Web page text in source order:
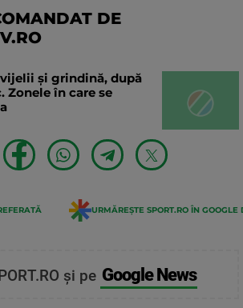
DE
și grindină, după
Zonele în care se
URMĂREȘTE SPORT.RO ÎN GOOGLE
și pe Google News